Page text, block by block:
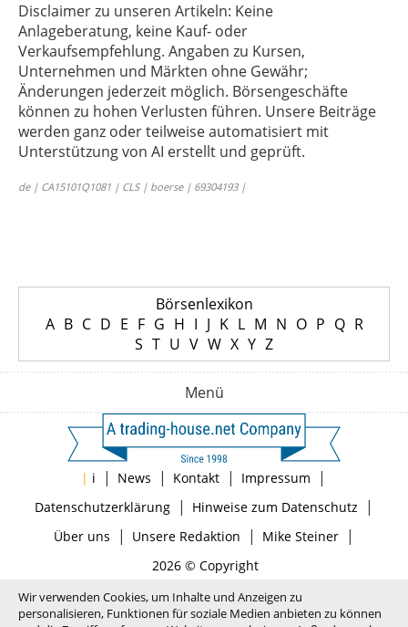
Disclaimer zu unseren Artikeln: Keine
Anlageberatung, keine Kauf- oder
Verkaufsempfehlung. Angaben zu Kursen,
Unternehmen und Märkten ohne Gewähr;
Änderungen jederzeit möglich. Börsengeschäfte
können zu hohen Verlusten führen. Unsere Beiträge
werden ganz oder teilweise automatisiert mit
Unterstützung von AI erstellt und geprüft.
de | CA15101Q1081 | CLS | boerse | 69304193 |
Börsenlexikon
A B C D E F G H I J K L M N O P Q R
S T U V W X Y Z
Menü
| i | News | Kontakt | Impressum |
Datenschutzerklärung| Hinweise zum Datenschutz |
Über uns | Unsere Redaktion | Mike Steiner|
2026 © Copyright
Wir verwenden Cookies, um Inhalte und Anzeigen zu
personalisieren, Funktionen für soziale Medien anbieten zu können